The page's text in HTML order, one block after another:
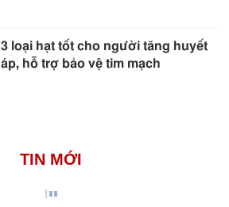
3 loại hạt tốt cho người tăng huyết
áp, hỗ trợ bảo vệ tim mạch
TIN MỚI